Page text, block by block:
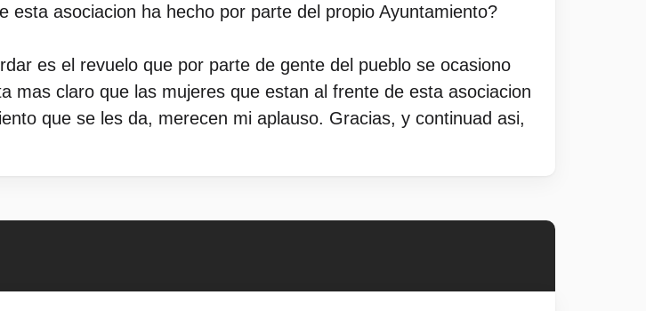
asociacion ha hecho por parte del propio Ayuntamiento?
es el revuelo que por parte de gente del pueblo se ocasiono
mas claro que las mujeres que estan al frente de esta asociacion
que se les da, merecen mi aplauso. Gracias, y continuad asi,